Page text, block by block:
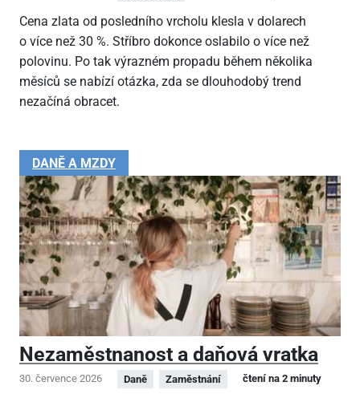
Cena zlata od posledního vrcholu klesla v dolarech
o více než 30 %. Stříbro dokonce oslabilo o více než
polovinu. Po tak výrazném propadu během několika
měsíců se nabízí otázka, zda se dlouhodobý trend
nezačíná obracet.
DANĚ A MZDY
Nezaměstnanost a daňová vratka
30. července 2026 Daně Zaměstnání čtení na 2 minuty